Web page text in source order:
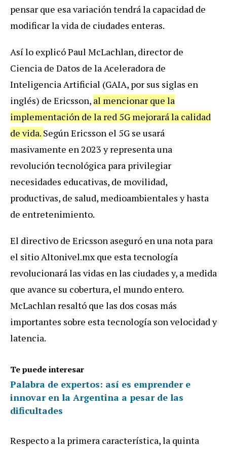
pensar que esa variación tendrá la capacidad de
modificar la vida de ciudades enteras.
Así lo explicó Paul McLachlan, director de
Ciencia de Datos de la Aceleradora de
Inteligencia Artificial (GAIA, por sus siglas en
inglés) de Ericsson, al mencionar que la
implementación de la red 5G mejorará la calidad
de vida. Según Ericsson el 5G se usará
masivamente en 2023 y representa una
revolución tecnológica para privilegiar
necesidades educativas, de movilidad,
productivas, de salud, medioambientales y hasta
de entretenimiento.
El directivo de Ericsson aseguró en una nota para
el sitio Altonivel.mx que esta tecnología
revolucionará las vidas en las ciudades y, a medida
que avance su cobertura, el mundo entero.
McLachlan resaltó que las dos cosas más
importantes sobre esta tecnología son velocidad y
latencia.
Te puede interesar
Palabra de expertos: así es emprender e
innovar en la Argentina a pesar de las
dificultades
Respecto a la primera característica, la quinta